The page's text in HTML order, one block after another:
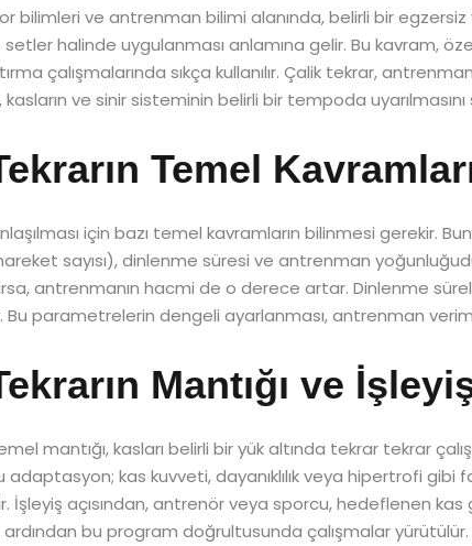
bilimleri ve antrenman bilimi alanında, belirli bir
halinde uygulanması anlamına gelir. Bu kavram,
çalışmalarında sıkça kullanılır. Çalik tekrar,
ve sinir sisteminin belirli bir tempoda uyarılmasını
Temel
için bazı temel kavramların bilinmesi gerekir.
sayısı), dinlenme süresi ve antrenman
antrenmanın hacmi de o derece artar. Dinlenme
Bu parametrelerin dengeli ayarlanması, antrenman
Mantığı ve
mantığı, kasları belirli bir yük altında tekrar tekrar
adaptasyon; kas kuvveti, dayanıklılık veya hipertrofi gibi
İşleyiş açısından, antrenör veya sporcu, hedeflenen
ardından bu program doğrultusunda çalışmalar